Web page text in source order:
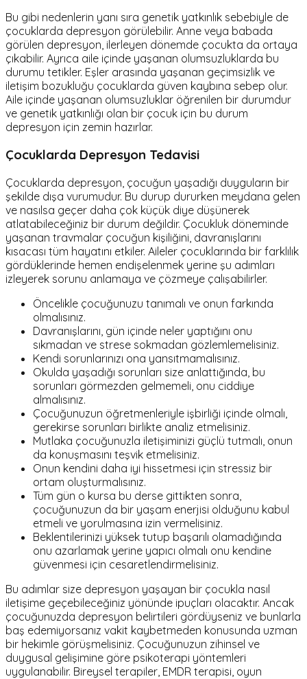
Bu gibi nedenlerin yanı sıra genetik yatkınlık sebebiyle de
çocuklarda depresyon görülebilir. Anne veya babada
görülen depresyon, ilerleyen dönemde çocukta da ortaya
çıkabilir. Ayrıca aile içinde yaşanan olumsuzluklarda bu
durumu tetikler. Eşler arasında yaşanan geçimsizlik ve
iletişim bozukluğu çocuklarda güven kaybına sebep olur.
Aile içinde yaşanan olumsuzluklar öğrenilen bir durumdur
ve genetik yatkınlığı olan bir çocuk için bu durum
depresyon için zemin hazırlar.
Çocuklarda Depresyon Tedavisi
Çocuklarda depresyon, çocuğun yaşadığı duyguların bir
şekilde dışa vurumudur. Bu durup dururken meydana gelen
ve nasılsa geçer daha çok küçük diye düşünerek
atlatabileceğiniz bir durum değildir. Çocukluk döneminde
yaşanan travmalar çocuğun kişiliğini, davranışlarını
kısacası tüm hayatını etkiler. Aileler çocuklarında bir farklılık
gördüklerinde hemen endişelenmek yerine şu adımları
izleyerek sorunu anlamaya ve çözmeye çalışabilirler.
Öncelikle çocuğunuzu tanımalı ve onun farkında
olmalısınız.
Davranışlarını, gün içinde neler yaptığını onu
sıkmadan ve strese sokmadan gözlemlemelisiniz.
Kendi sorunlarınızı ona yansıtmamalısınız.
Okulda yaşadığı sorunları size anlattığında, bu
sorunları görmezden gelmemeli, onu ciddiye
almalısınız.
Çocuğunuzun öğretmenleriyle işbirliği içinde olmalı,
gerekirse sorunları birlikte analiz etmelisiniz.
Mutlaka çocuğunuzla iletişiminizi güçlü tutmalı, onun
da konuşmasını teşvik etmelisiniz.
Onun kendini daha iyi hissetmesi için stressiz bir
ortam oluşturmalısınız.
Tüm gün o kursa bu derse gittikten sonra,
çocuğunuzun da bir yaşam enerjisi olduğunu kabul
etmeli ve yorulmasına izin vermelisiniz.
Beklentilerinizi yüksek tutup başarılı olamadığında
onu azarlamak yerine yapıcı olmalı onu kendine
güvenmesi için cesaretlendirmelisiniz.
Bu adımlar size depresyon yaşayan bir çocukla nasıl
iletişime geçebileceğiniz yönünde ipuçları olacaktır. Ancak
çocuğunuzda depresyon belirtileri gördüyseniz ve bunlarla
baş edemiyorsanız vakit kaybetmeden konusunda uzman
bir hekimle görüşmelisiniz. Çocuğunuzun zihinsel ve
duygusal gelişimine göre psikoterapi yöntemleri
uygulanabilir. Bireysel terapiler, EMDR terapisi, oyun